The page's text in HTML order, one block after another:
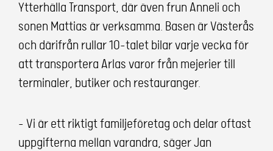
Ytterhälla Transport, där även frun Anneli och
sonen Mattias är verksamma. Basen är Västerås
och därifrån rullar 10-talet bilar varje vecka för
att transportera Arlas varor från mejerier till
terminaler, butiker och restauranger.
– Vi är ett riktigt familjeföretag och delar oftast
uppgifterna mellan varandra, säger Jan